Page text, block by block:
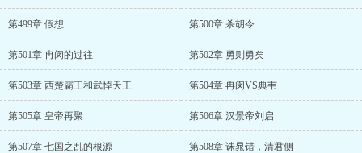
第499章 假想 第500章 杀胡令
第501章 冉闵的过往 第502章 勇则勇矣
第503章 西楚霸王和武悼天王 第504章 冉闵VS典韦
第505章 皇帝再聚 第506章 汉景帝刘启
第507章 七国之乱的根源 第508章 诛晁错，清君侧